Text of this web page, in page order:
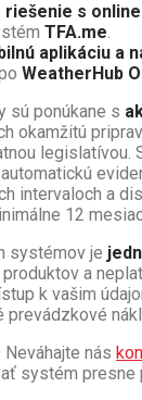
riešenie s
TFA.me.
aplikáciu a
WeatherHub
sú ponúkane s
okamžitú
legislatívou.
intervaloch a
12
systémov je
a
k vašim
prevádzkové
Neváhajte nás
systém presne